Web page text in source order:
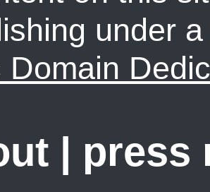
under
Domain
| press